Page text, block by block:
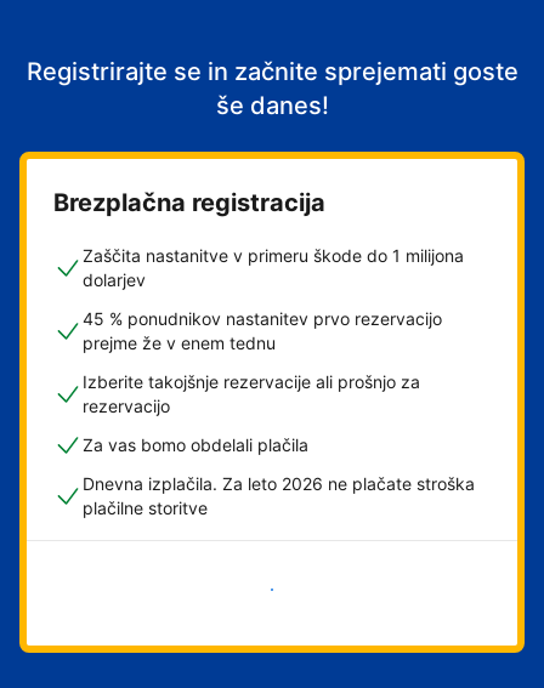
Registrirajte se in začnite sprejemati goste
še danes!
Brezplačna registracija
Zaščita nastanitve v primeru škode do 1 milijona
dolarjev
45 % ponudnikov nastanitev prvo rezervacijo
prejme že v enem tednu
Izberite takojšnje rezervacije ali prošnjo za
rezervacijo
Za vas bomo obdelali plačila
Dnevna izplačila. Za leto 2026 ne plačate stroška
plačilne storitve